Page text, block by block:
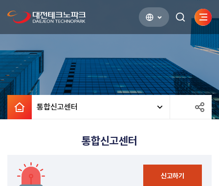
검색하기사이
열기
통합신고센터
통합신고센터
신고하기